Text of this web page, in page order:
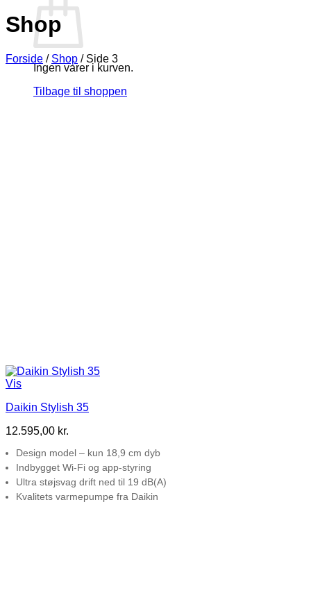
Ingen varer i kurven.
Tilbage til shoppen
Shop
Forside / Shop /Side 3
Vis
Daikin Stylish 35
12.595,00 kr.
Design model – kun 18,9 cm dyb
Indbygget Wi-Fi og app-styring
Ultra støjsvag drift ned til 19 dB(A)
Kvalitets varmepumpe fra Daikin